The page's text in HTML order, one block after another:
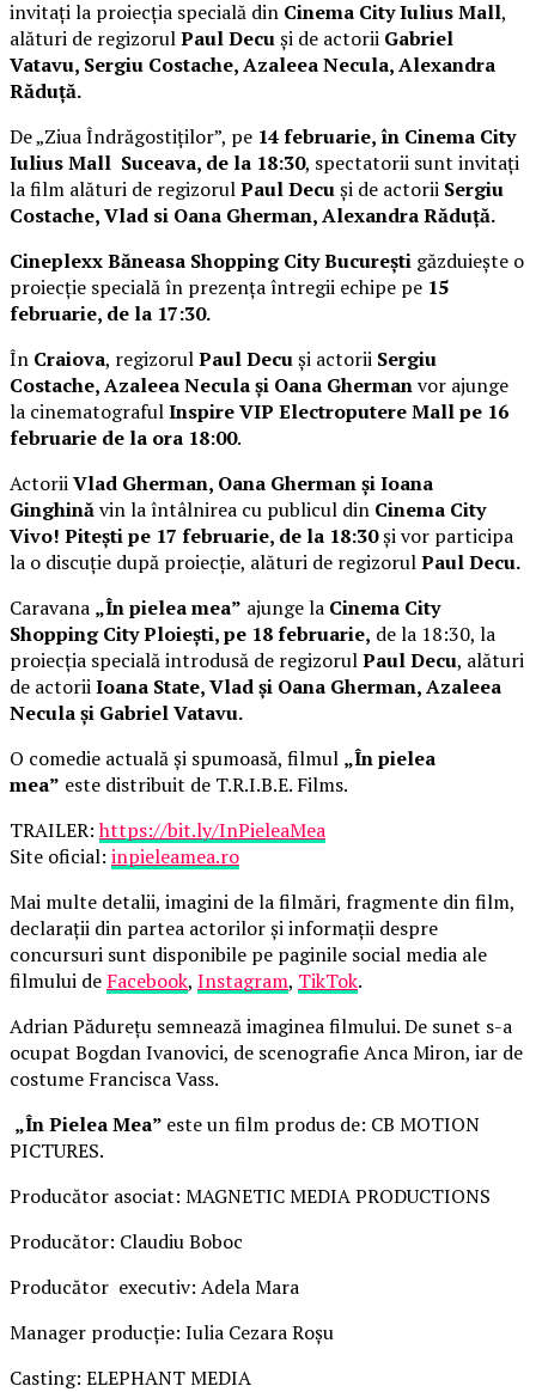
invitați la proiecția specială din Cinema City Iulius Mall,
alături de regizorulPaul Decuși de actorii Gabriel
Vatavu, Sergiu Costache, Azaleea Necula, Alexandra
Răduță.
De „Ziua Îndrăgostiților”, pe 14 februarie, în Cinema City
Iulius Mall Suceava, de la 18:30, spectatorii sunt invitați
la film alături de regizorulPaul Decuși de actorii Sergiu
Costache, Vlad si Oana Gherman, Alexandra Răduță.
Cineplexx Băneasa Shopping City București găzduiește o
proiecție specială în prezența întregii echipe pe 15
februarie, de la 17:30.
În Craiova, regizorulPaul Decuși actorii Sergiu
Costache, Azaleea Necula și Oana Ghermanvor ajunge
la cinematografulInspire VIP Electroputere Mall pe 16
februarie de la ora 18:00.
ActoriiVlad Gherman, Oana Gherman și Ioana
Ginghinăvin la întâlnirea cu publicul din Cinema City
Vivo! Pitești pe 17 februarie, de la 18:30și vor participa
la o discuție după proiecție, alături de regizorulPaul Decu.
Caravana „În pielea mea” ajunge la Cinema City
Shopping City Ploiești, pe 18 februarie, de la 18:30, la
proiecția specială introdusă de regizorulPaul Decu, alături
de actoriiIoana State, Vlad și Oana Gherman, Azaleea
Necula și Gabriel Vatavu.
O comedie actuală și spumoasă, filmul „În pielea
mea” este distribuit de T.R.I.B.E. Films.
TRAILER:https://bit.ly/InPieleaMea
Site oficial: inpieleamea.ro
Mai multe detalii, imagini de la filmări, fragmente din film,
declarații din partea actorilor și informații despre
concursuri sunt disponibile pe paginile social media ale
filmului de Facebook, Instagram, TikTok.
Adrian Pădurețu semnează imaginea filmului. De sunet s-a
ocupat Bogdan Ivanovici, de scenografie Anca Miron, iar de
costume Francisca Vass.
„În Pielea Mea” este un film produs de: CB MOTION
PICTURES.
Producător asociat: MAGNETIC MEDIA PRODUCTIONS
Producător: Claudiu Boboc
Producător executiv: Adela Mara
Manager producție: Iulia Cezara Roșu
Casting: ELEPHANT MEDIA